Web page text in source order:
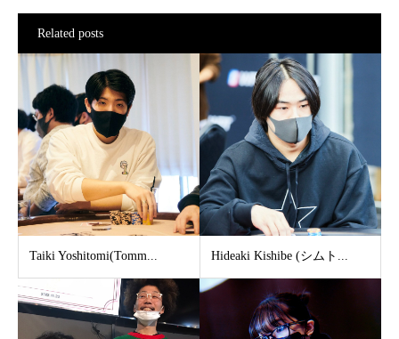
Related posts
Taiki Yoshitomi(Tomm... Hideaki Kishibe (シムト...